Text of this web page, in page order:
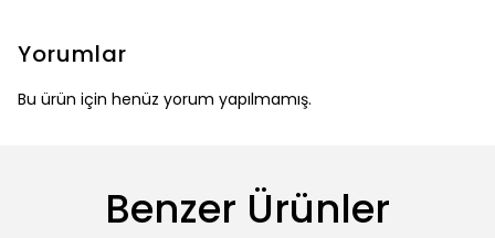
Yorumlar
Bu ürün için henüz yorum yapılmamış.
Benzer Ürünler